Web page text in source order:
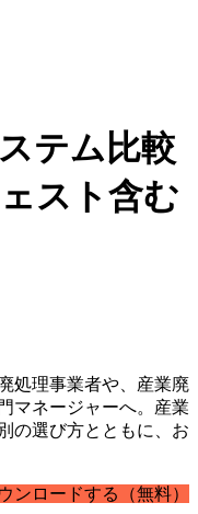
テム比較
スト含む
処理事業者や、産業廃
マネージャーへ。産業
の選び方とともに、お
ンロードする（無料）